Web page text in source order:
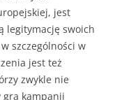
jest
legitymację swoich
szczególności w
jest też
zwykle nie
gra kampanii